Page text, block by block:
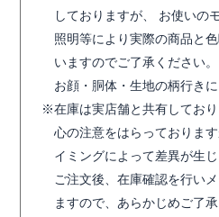
しておりますが、 お使いの
照明等により実際の商品と
いますのでご了承ください
お顔・胴体・生地の柄行き
在庫は実店舗と共有してお
心の注意をはらっておりま
イミングによって差異が生
ご注文後、在庫確認を行い
ますので、あらかじめご了承